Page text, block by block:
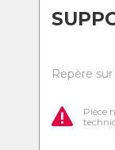
Repère
Pièce